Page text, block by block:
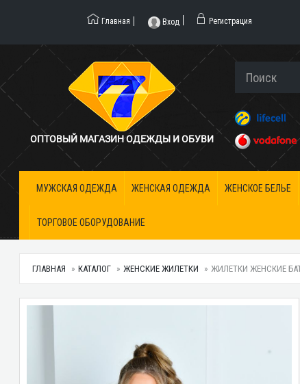
Главная Вход Регистрация
ОПТОВЫЙ МАГАЗИН ОДЕЖДЫ И ОБУВИ
МУЖСКАЯ ОДЕЖДА ЖЕНСКАЯ ОДЕЖДА ЖЕНСКОЕ БЕЛЬЕ
ТОРГОВОЕ ОБОРУДОВАНИЕ
ГЛАВНАЯ КАТАЛОГ ЖЕНСКИЕ ЖИЛЕТКИ ЖИЛЕТКИ ЖЕНСКИЕ